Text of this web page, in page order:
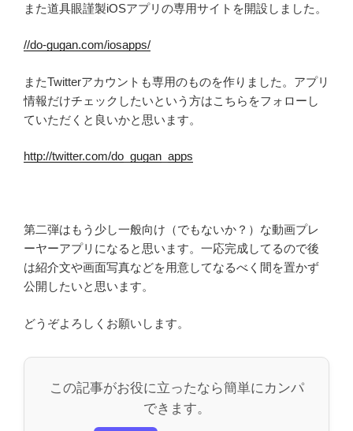
また道具眼謹製iOSアプリの専用サイトを開設しました。
//do-gugan.com/iosapps/
またTwitterアカウントも専用のものを作りました。アプリ
情報だけチェックしたいという方はこちらをフォローし
ていただくと良いかと思います。
http://twitter.com/do_gugan_apps
第二弾はもう少し一般向け（でもないか？）な動画プレ
ーヤーアプリになると思います。一応完成してるので後
は紹介文や画面写真などを用意してなるべく間を置かず
公開したいと思います。
どうぞよろしくお願いします。
この記事がお役に立ったなら簡単にカンパ
できます。